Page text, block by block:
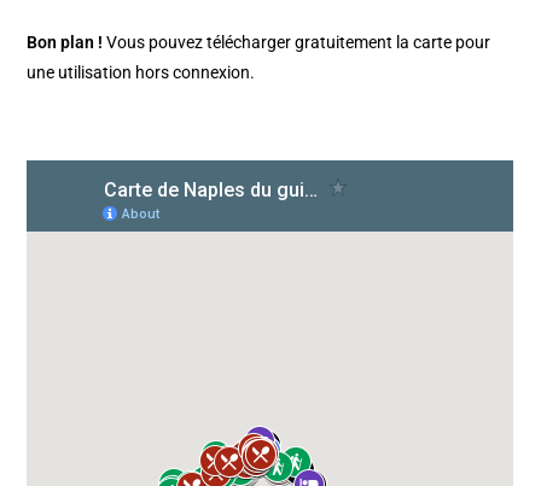
Bon plan ! Vous pouvez télécharger gratuitement la carte pour
une utilisation hors connexion.